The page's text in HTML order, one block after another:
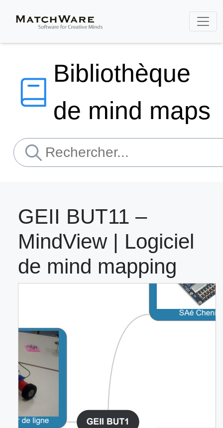
Bibliothèque
de mind maps
GEII BUT11 –
MindView | Logiciel
de mind mapping